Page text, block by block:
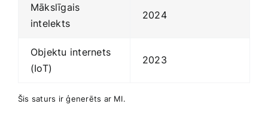
Mākslīgais
intelekts
2024
Objektu internets
(IoT)
2023
Šis saturs ir ģenerēts ar MI.